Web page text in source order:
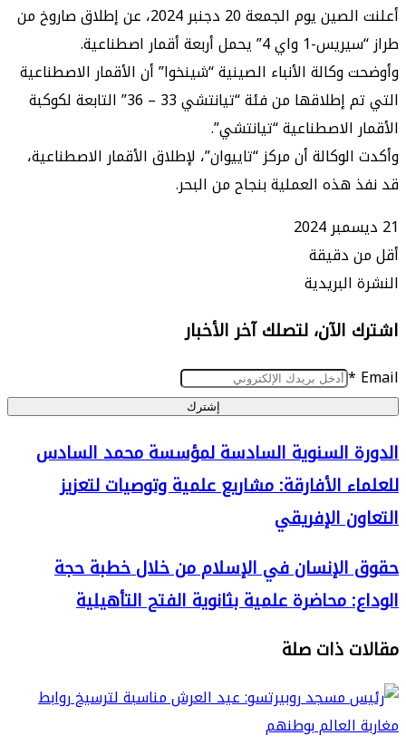
أعلنت الصين يوم الجمعة 20 دجنبر 2024، عن إطلاق صاروخ من
أقمار اصطناعية.
الأنباء الصينية “شينخوا” أن الأقمار الاصطناعية
التي تم إطلاقها من فئة “تيانتشي 33 – 36” التابعة لكوكبة
الاصطناعية “تيانتشي”.
أن مركز “تاييوان”، لإطلاق الأقمار الاصطناعية،
العملية بنجاح من البحر.
لتصلك آخر الأخبار
السنوية السادسة لمؤسسة محمد السادس
الأفارقة: مشاريع علمية وتوصيات لتعزيز
الإفريقي
في الإسلام من خلال خطبة حجة
محاضرة علمية بثانوية الفتح التأهيلية
ذات صلة